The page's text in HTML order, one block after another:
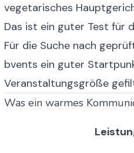
vegetarisches
Das ist ein guter Test für
Für die Suche nach
bvents ein guter
Veranstaltungsgröße
Was ein warmes